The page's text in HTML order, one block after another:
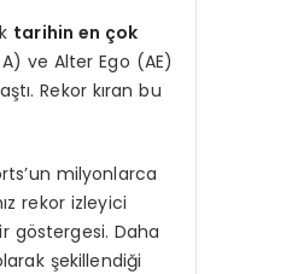
tarihin en çok
ve Alter Ego (AE)
Rekor kıran bu
milyonlarca
rekor izleyici
göstergesi. Daha
şekillendiği